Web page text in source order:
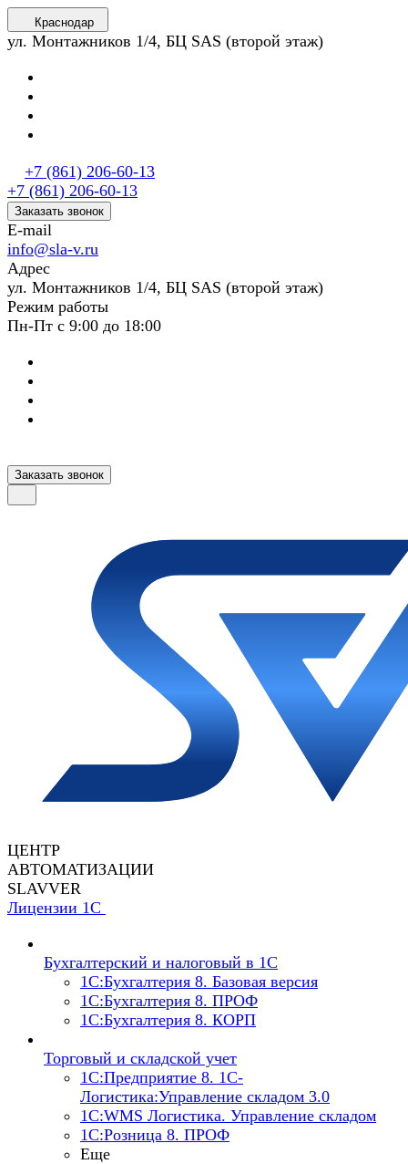
Краснодар
ул. Монтажников 1/4, БЦ SAS (второй этаж)
+7 (861) 206-60-13
+7 (861) 206-60-13
Заказать звонок
E-mail
info@sla-v.ru
Адрес
ул. Монтажников 1/4, БЦ SAS (второй этаж)
Режим работы
Пн-Пт с 9:00 до 18:00
Заказать звонок
ЦЕНТР
АВТОМАТИЗАЦИИ
SLAVVER
Лицензии 1С
Бухгалтерский и налоговый в 1С
1C:Бухгалтерия 8. Базовая версия
1C:Бухгалтерия 8. ПРОФ
1C:Бухгалтерия 8. КОРП
Торговый и складской учет
1С:Предприятие 8. 1С-
Логистика:Управление складом 3.0
1С:WMS Логистика. Управление складом
1С:Розница 8. ПРОФ
Еще